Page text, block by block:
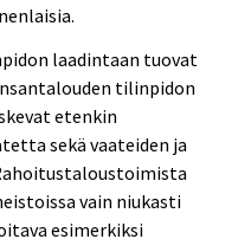
laadintaan tuovat
tilinpidon
etenkin
sekä vaateiden ja
vain niukasti
esimerkiksi